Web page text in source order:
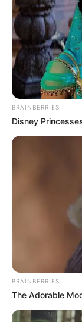
BRAINBERRIES
Disney
BRAINBERRIES
The Adorable